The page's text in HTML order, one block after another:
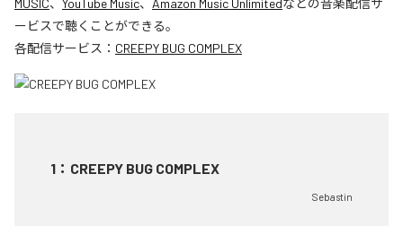
ービスで聴くことができる。
各配信サービス： CREEPY BUG COMPLEX
1 ： CREEPY BUG COMPLEX
Sebastin